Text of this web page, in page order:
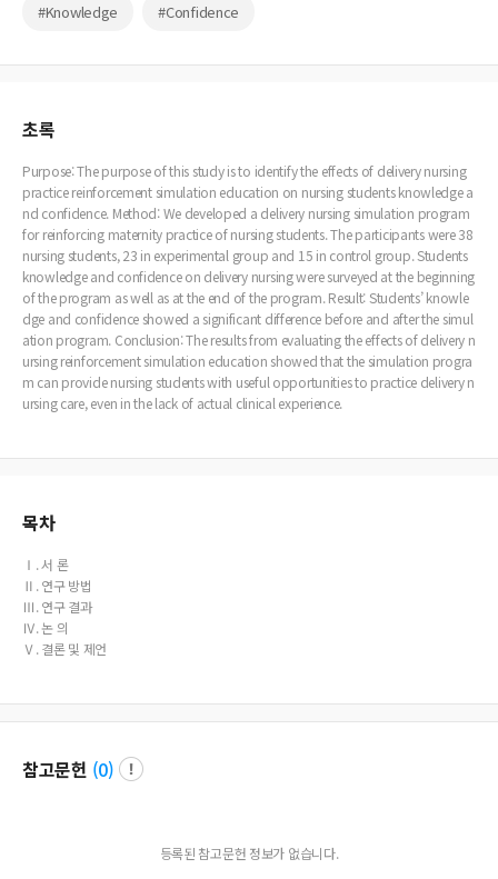
#Knowledge #Confidence
초록
Purpose: The purpose of this study is to identify the effects of delivery nursing
practice reinforcement simulation education on nursing students knowledge a
nd confidence. Method: We developed a delivery nursing simulation program
for reinforcing maternity practice of nursing students. The participants were 38
nursing students, 23 in experimental group and 15 in control group. Students
knowledge and confidence on delivery nursing were surveyed at the beginning
of the program as well as at the end of the program. Result: Students’ knowle
dge and confidence showed a significant difference before and after the simul
ation program. Conclusion: The results from evaluating the effects of delivery n
ursing reinforcement simulation education showed that the simulation progra
m can provide nursing students with useful opportunities to practice delivery n
ursing care, even in the lack of actual clinical experience.
목차
Ⅰ. 서 론
Ⅱ. 연구 방법
Ⅲ. 연구 결과
Ⅳ. 논 의
Ⅴ. 결론 및 제언
참고문헌 (0)
등록된 참고문헌 정보가 없습니다.